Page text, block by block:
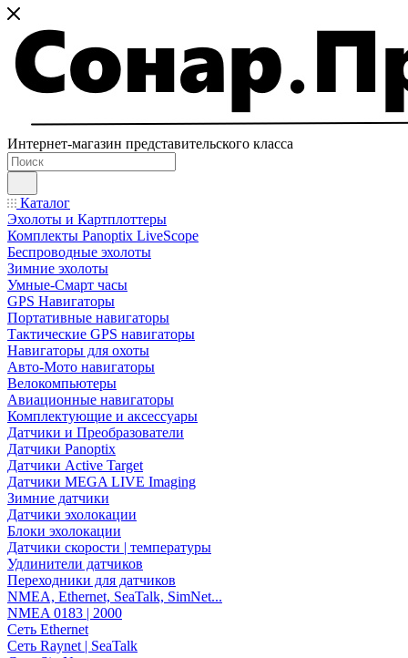
Интернет-магазин представительского класса
Каталог
Эхолоты и Картплоттеры
Комплекты Panoptix LiveScope
Беспроводные эхолоты
Зимние эхолоты
Умные-Смарт часы
GPS Навигаторы
Портативные навигаторы
Тактические GPS навигаторы
Навигаторы для охоты
Авто-Мото навигаторы
Велокомпьютеры
Авиационные навигаторы
Комплектующие и аксессуары
Датчики и Преобразователи
Датчики Panoptix
Датчики Active Target
Датчики MEGA LIVE Imaging
Зимние датчики
Датчики эхолокации
Блоки эхолокации
Датчики скорости | температуры
Удлинители датчиков
Переходники для датчиков
NMEA, Ethernet, SeaTalk, SimNet...
NMEA 0183 | 2000
Сеть Ethernet
Сеть Raynet | SeaTalk